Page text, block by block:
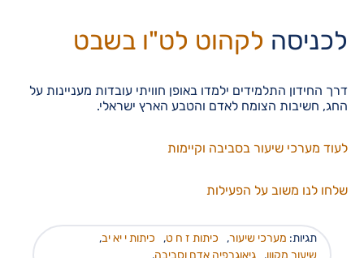
לכניסה לקהוט לט"ו בשבט
דרך החידון התלמידים ילמדו באופן חוויתי עובדות מעניינות על
החג, חשיבות הצומח לאדם והטבע הארץ ישראלי.
לעוד מערכי שיעור בסביבה וקיימות
שלחו לנו משוב על הפעילות
תגיות: מערכי שיעור, כיתות ז ח ט, כיתות י יא יב,
שיעור מקוון, גיאוגרפיה אדם וסביבה,